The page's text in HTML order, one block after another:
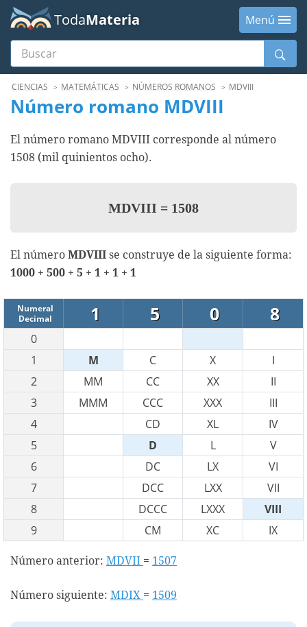
TodaMateria
Menú
Buscar
MenúCIENCIAS MATEMÁTICAS NÚMEROS ROMANOS MDVIII
Número romano MDVIII
El número romano MDVIII corresponde al número
1508 (mil quinientos ocho).
MDVIII = 1508
El número MDVIII se construye de la siguiente forma:
1000 + 500 + 5 + 1 + 1 + 1
Numeral
Decimal
1 5 0 8
0
1
M C X
I
2
MM CC XX
II
3
MMM CCC XXX
III
4
CD XL
IV
5
D L
V
6
DC LX
VI
7
DCC LXX
VII
8
DCCC LXXX
VIII
9
CM XC IX
Número anterior: MDVII = 1507
Número siguiente: MDIX = 1509